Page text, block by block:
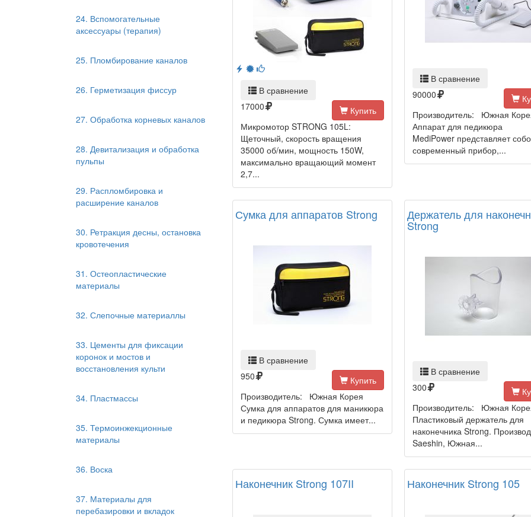
24. Вспомогательные
аксессуары (терапия)
25. Пломбирование каналов
26. Герметизация фиссур
27. Обработка корневых каналов
28. Девитализация и обработка
пульпы
29. Распломбировка и
расширение каналов
30. Ретракция десны, остановка
кровотечения
31. Остеопластические
материалы
32. Слепочные материаллы
33. Цементы для фиксации
коронок и мостов и
восстановления культи
34. Пластмассы
35. Термоинжекционные
материалы
36. Воска
37. Материалы для
перебазировки и вкладок
В сравнение
17000
Купить
Микромотор STRONG 105L:
Щеточный, скорость вращения
35000 об/мин, мощность 150W,
максимально вращающий момент
2,7...
В сравнение
90000
Производитель: Южная
Аппарат для педикюра
MediPower представляет
современный прибор,...
Сумка для аппаратов Strong
В сравнение
950
Купить
Производитель: Южная Корея
Сумка для аппаратов для маникюра
и педикюра Strong. Сумка имеет...
Держатель для
Strong
В сравнение
300
Производитель: Южная
Пластиковый держатель для
наконечника Strong.
Saeshin, Южная...
Наконечник Strong 107II Наконечник Strong 105